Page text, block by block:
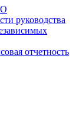
руководства
отчетность